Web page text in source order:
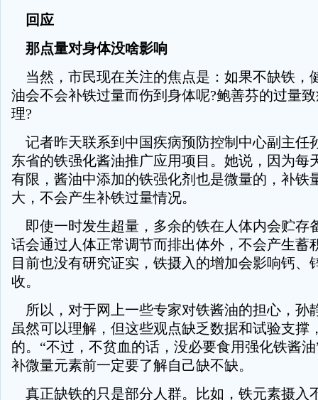
回应
那点量对身体没啥影响
当然，市民现在关注的焦点是：如果不缺铁，
油会不会补铁过量而伤到身体呢?鲍善芬的过量
理?
记者昨天联系到中国疾病预防控制中心副主任
东省的铁强化酱油推广应用项目。她说，因为每
有限，酱油中添加的铁强化剂也是微量的，补铁
大，不会产生补铁过量情况。
即使一时发生超量，多余的铁在人体内会贮存
话会通过人体正常调节而排出体外，不会产生蓄
目前也没有研究证实，铁摄入的增加会影响钙、
收。
所以，对于网上一些专家对铁酱油的担心，孙
虽然可以理解，但这些观点缺乏数据和试验支撑
的。“不过，不贫血的话，没必要食用强化铁酱
补微量元素前一定要了解自己缺不缺。
真正缺铁的只是部分人群。比如，铁元素摄入